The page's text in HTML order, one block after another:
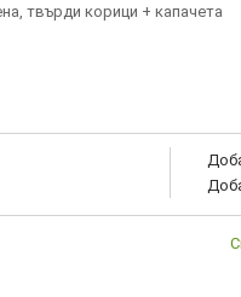
твърди корици + капачета